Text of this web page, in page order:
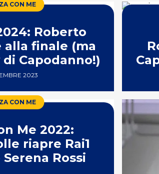
CON ME
Roberto
alla finale (ma
Capodanno!)
2023
CON ME
Me 2022:
riapre Rai1
Rossi